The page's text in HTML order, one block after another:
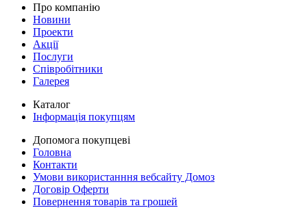
Про компанію
Новини
Проекти
Акції
Послуги
Співробітники
Галерея
Каталог
Інформація покупцям
Допомога покупцеві
Головна
Контакти
Умови використанння вебсайту Домоз
Договір Оферти
Повернення товарів та грошей